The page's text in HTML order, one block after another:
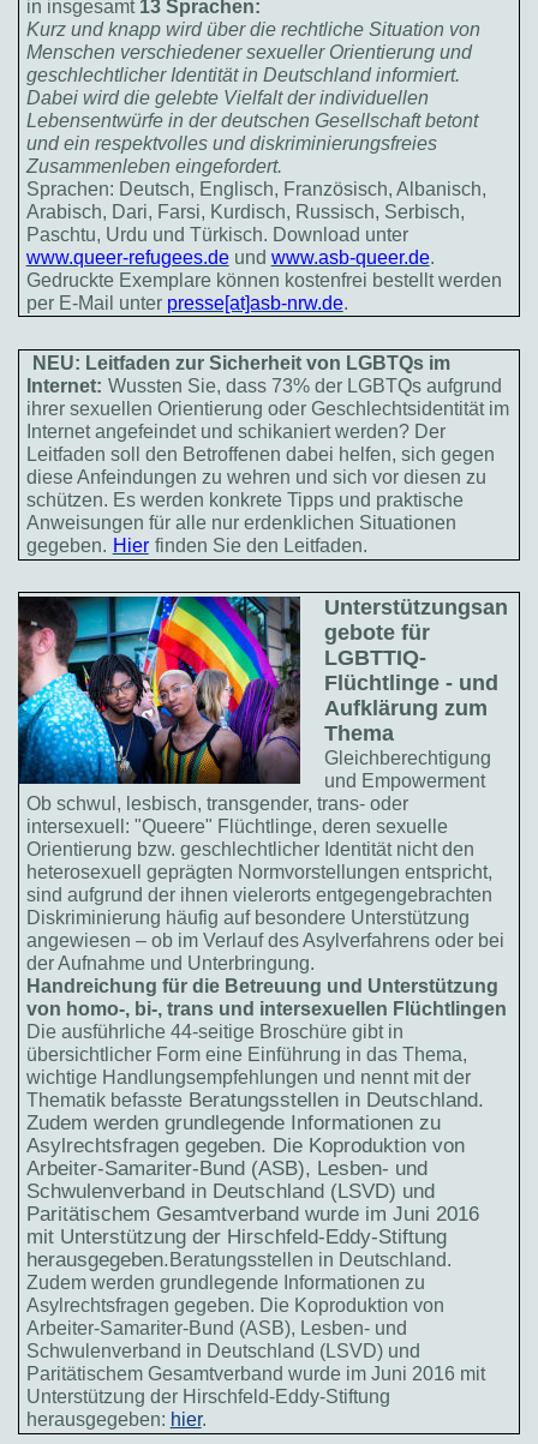
in insgesamt 13 Sprachen:
Kurz und knapp wird über die rechtliche Situation von
Menschen verschiedener sexueller Orientierung und
geschlechtlicher Identität in Deutschland informiert.
Dabei wird die gelebte Vielfalt der individuellen
Lebensentwürfe in der deutschen Gesellschaft betont
und ein respektvolles und diskriminierungsfreies
Zusammenleben eingefordert.
Sprachen: Deutsch, Englisch, Französisch, Albanisch,
Arabisch, Dari, Farsi, Kurdisch, Russisch, Serbisch,
Paschtu, Urdu und Türkisch. Download unter
www.queer-refugees.deund www.asb-queer.de.
Gedruckte Exemplare können kostenfrei bestellt werden
per E-Mail unter presse[at]asb-nrw.de.
NEU: Leitfaden zur Sicherheit von LGBTQs im
Internet: Wussten Sie, dass 73% der LGBTQs aufgrund
ihrer sexuellen Orientierung oder Geschlechtsidentität im
Internet angefeindet und schikaniert werden? Der
Leitfaden soll den Betroffenen dabei helfen, sich gegen
diese Anfeindungen zu wehren und sich vor diesen zu
schützen. Es werden konkrete Tipps und praktische
Anweisungen für alle nur erdenklichen Situationen
gegeben. Hier finden Sie den Leitfaden.
Unterstützungsan
gebote für
LGBTTIQ-
Flüchtlinge - und
Aufklärung zum
Thema
Gleichberechtigung
und Empowerment
Ob schwul, lesbisch, transgender, trans- oder
intersexuell: "Queere" Flüchtlinge, deren sexuelle
Orientierung bzw. geschlechtlicher Identität nicht den
heterosexuell geprägten Normvorstellungen entspricht,
sind aufgrund der ihnen vielerorts entgegengebrachten
Diskriminierung häufig auf besondere Unterstützung
angewiesen – ob im Verlauf des Asylverfahrens oder bei
der Aufnahme und Unterbringung.
Handreichung für die Betreuung und Unterstützung
von homo-, bi-, trans und intersexuellen Flüchtlingen
Die ausführliche 44-seitige Broschüre gibt in
übersichtlicher Form eine Einführung in das Thema,
wichtige Handlungsempfehlungen und nennt mit der
Thematik befasste Beratungsstellen in Deutschland.
Zudem werden grundlegende Informationen zu
Asylrechtsfragen gegeben. Die Koproduktion von
Arbeiter-Samariter-Bund (ASB), Lesben- und
Schwulenverband in Deutschland (LSVD) und
Paritätischem Gesamtverband wurde im Juni 2016
mit Unterstützung der Hirschfeld-Eddy-Stiftung
herausgegeben.Beratungsstellen in Deutschland.
Zudem werden grundlegende Informationen zu
Asylrechtsfragen gegeben. Die Koproduktion von
Arbeiter-Samariter-Bund (ASB), Lesben- und
Schwulenverband in Deutschland (LSVD) und
Paritätischem Gesamtverband wurde im Juni 2016 mit
Unterstützung der Hirschfeld-Eddy-Stiftung
herausgegeben: hier.